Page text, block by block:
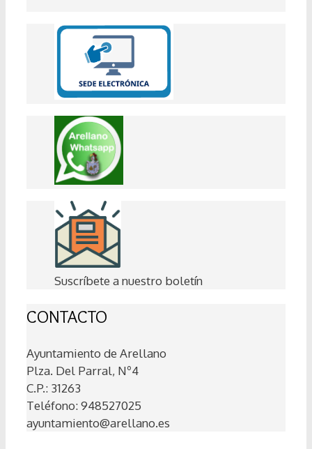
Suscríbete a nuestro boletín
CONTACTO
Ayuntamiento de Arellano
Plza. Del Parral, Nº4
C.P.: 31263
Teléfono: 948527025
ayuntamiento@arellano.es